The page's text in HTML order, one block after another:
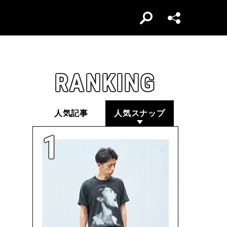
RANKING
人気記事 人気スナップ